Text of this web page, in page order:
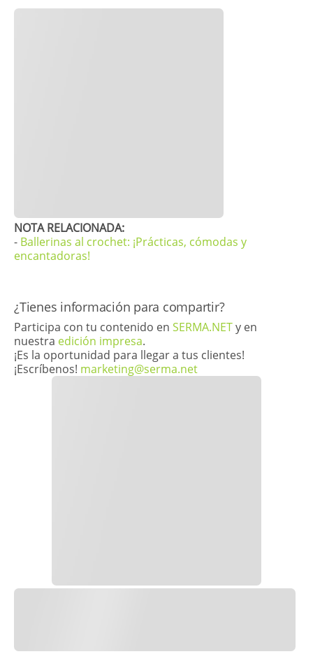
​​NOTA RELACIONADA:
- Ballerinas al crochet: ¡Prácticas, cómodas y
encantadoras!
​¿Tienes información para compartir?
Participa con tu contenido en SERMA.NETy en
nuestra edición impresa.
¡Es la oportunidad para llegar a tus clientes!
¡Escríbenos! marketing@serma.net